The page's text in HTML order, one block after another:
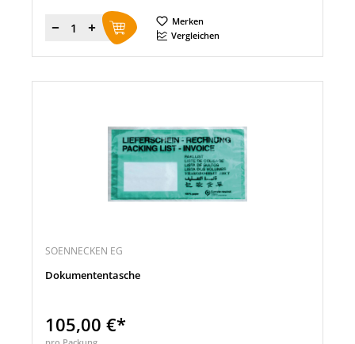
Menge
Merken
Vergleichen
SOENNECKEN EG
Dokumententasche
105,00 €*